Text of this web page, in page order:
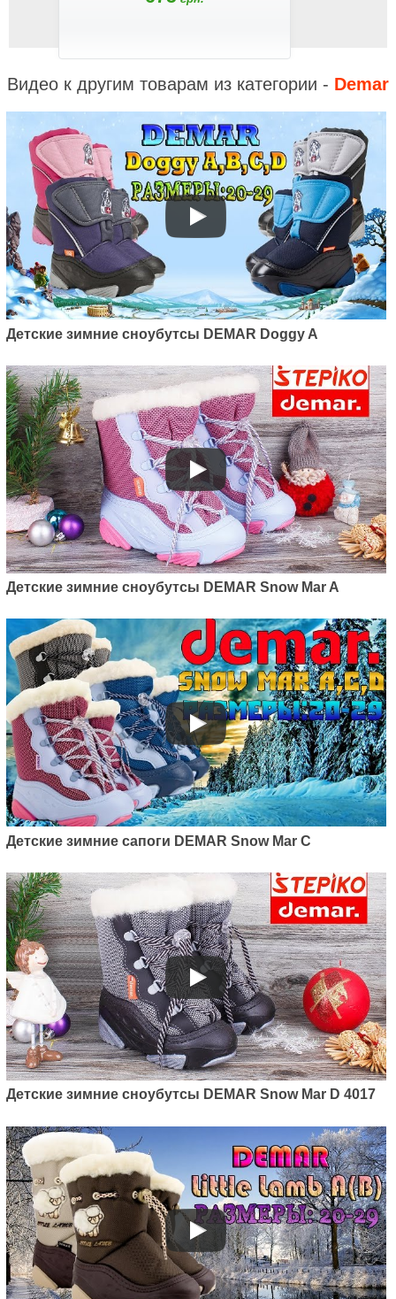
Видео к другим товарам из категории - Demar
Детские зимние сноубутсы DEMAR Doggy A
Детские зимние сноубутсы DEMAR Snow Mar A
Детские зимние сапоги DEMAR Snow Mar C
Детские зимние сноубутсы DEMAR Snow Mar D 4017